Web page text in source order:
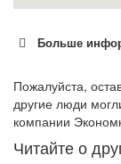
Больше
Пожалуйста,
другие люди
компании
Читайте о